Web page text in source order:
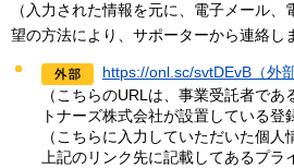
（入力された情報を元に、電子メール
望の方法により、サポーターから連絡し
https://onl.sc/svtDEvB（外
（こちらのURLは、事業受託者で
トナーズ株式会社が設置している登
（こちらに入力していただいた個人
上記のリンク先に記載してあるプラ